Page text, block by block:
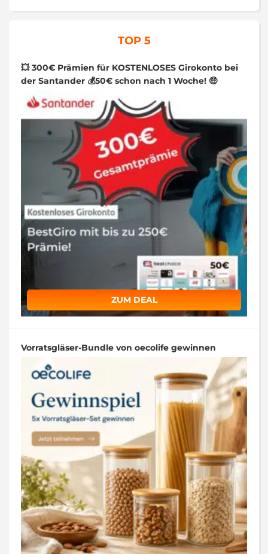
TOP 5
💥 300€ Prämien für KOSTENLOSES Girokonto bei
der Santander 💰50€ schon nach 1 Woche! 🤑
ZUM DEAL
Vorratsgläser-Bundle von oecolife gewinnen